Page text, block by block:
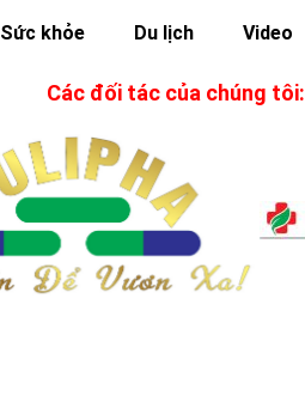
Sức khỏe Du lịch Video
Các đối tác của chúng tôi: